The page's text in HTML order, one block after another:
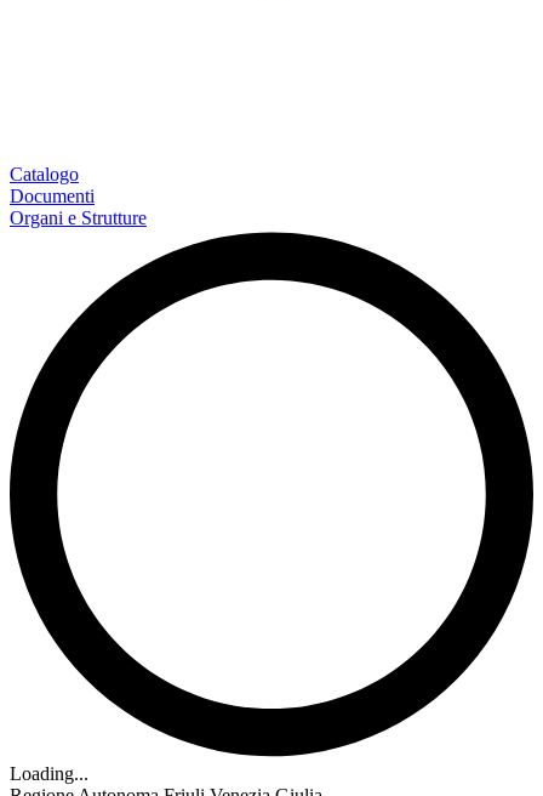
Catalogo
Documenti
Organi e Strutture
Loading...